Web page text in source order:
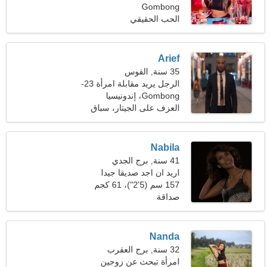
Gombong
الحب الحقيقي
Arief
35 سنة, القوس
الرجل يريد مقابلة امرأة 23-
32
Gombong، إندونيسيا
العزف على الجيتار، سباق
السيارات
Nabila
41 سنة, برج الجدي
اريد ان اجد صديقا جيدا
157 سم (5'2")، 61 كجم
(134 رطلا)
صداقة
Nanda
32 سنة, برج العقرب
امرأة تبحث عن زوجين